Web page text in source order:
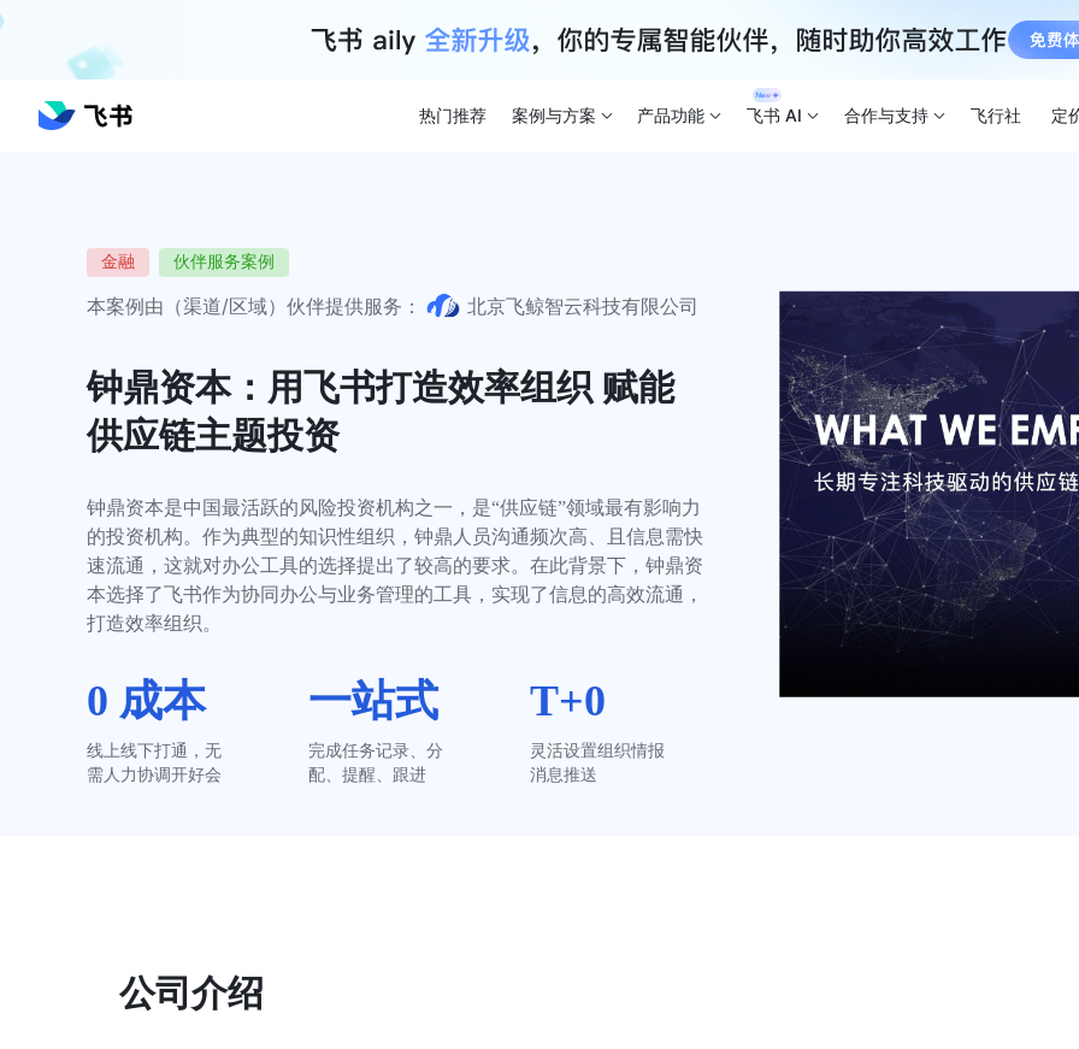
热门推荐 案例与方案 产品功能 飞书 AI 合作与支持 飞行社 定
金融 伙伴服务案例
本案例由（渠道/区域）伙伴提供服务： 北京飞鲸智云科技有限公司
钟鼎资本：用飞书打造效率组织 赋能
供应链主题投资
钟鼎资本是中国最活跃的风险投资机构之一，是“供应链”领域最有影响力
的投资机构。作为典型的知识性组织，钟鼎人员沟通频次高、且信息需快
速流通，这就对办公工具的选择提出了较高的要求。在此背景下，钟鼎资
本选择了飞书作为协同办公与业务管理的工具，实现了信息的高效流通，
打造效率组织。
0 成本
线上线下打通，无
需人力协调开好会
一站式
完成任务记录、分
配、提醒、跟进
T+0
灵活设置组织情报
消息推送
公司介绍